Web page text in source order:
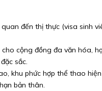
đến thị thực (visa sinh
cộng đồng đa văn hóa,
sắc.
khu phức hợp thể thao
bản thân.